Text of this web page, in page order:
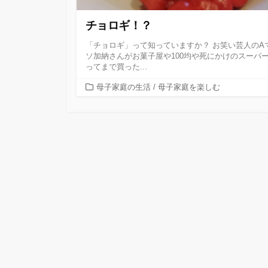
チョロギ！？
「チョロギ」って知っていますか？ お笑い芸人のA
ソ加納さんがお菓子屋や100均や死にかけのスーパ
ってまで買った...
カ
母子家庭の生活 / 母子家庭を楽しむ